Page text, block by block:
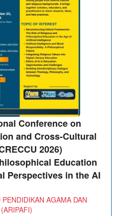
Conference on
and Cross-Cultural
2026)
Education
Perspectives in the AI
AGAMA DAN